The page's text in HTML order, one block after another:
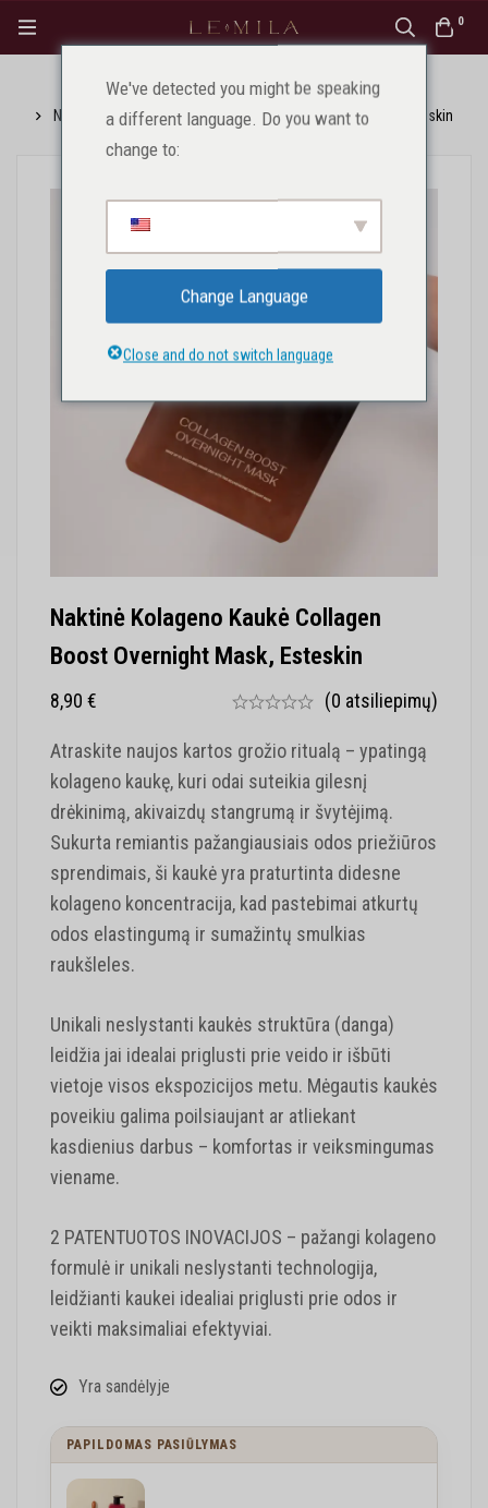
0
Pagrindinis Produktai
Veidui
Naktinė kolageno kaukė Collagen Boost Overnight Mask, Esteskin
Naktinė Kolageno Kaukė Collagen
Boost Overnight Mask, Esteskin
8,90 € (0 atsiliepimų)
Atraskite naujos kartos grožio ritualą – ypatingą
kolageno kaukę, kuri odai suteikia gilesnį
drėkinimą, akivaizdų stangrumą ir švytėjimą.
Sukurta remiantis pažangiausiais odos priežiūros
sprendimais, ši kaukė yra praturtinta didesne
kolageno koncentracija, kad pastebimai atkurtų
odos elastingumą ir sumažintų smulkias
raukšleles.
Unikali neslystanti kaukės struktūra (danga)
leidžia jai idealai priglusti prie veido ir išbūti
vietoje visos ekspozicijos metu. Mėgautis kaukės
poveikiu galima poilsiaujant ar atliekant
kasdienius darbus – komfortas ir veiksmingumas
viename.
2 PATENTUOTOS INOVACIJOS – pažangi kolageno
formulė ir unikali neslystanti technologija,
leidžianti kaukei idealiai priglusti prie odos ir
veikti maksimaliai efektyviai.
Yra sandėlyje
PAPILDOMAS PASIŪLYMAS
We've detected you might be speaking
a different language. Do you want to
change to:
Change Language
Close and do not switch language